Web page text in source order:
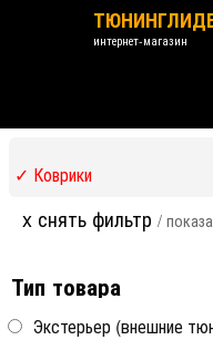
интернет-магазин
Назад /
✓ Коврики
x снять фильтр /
Тип товара
Экстерьер (внешние
полиуретановый Norplast